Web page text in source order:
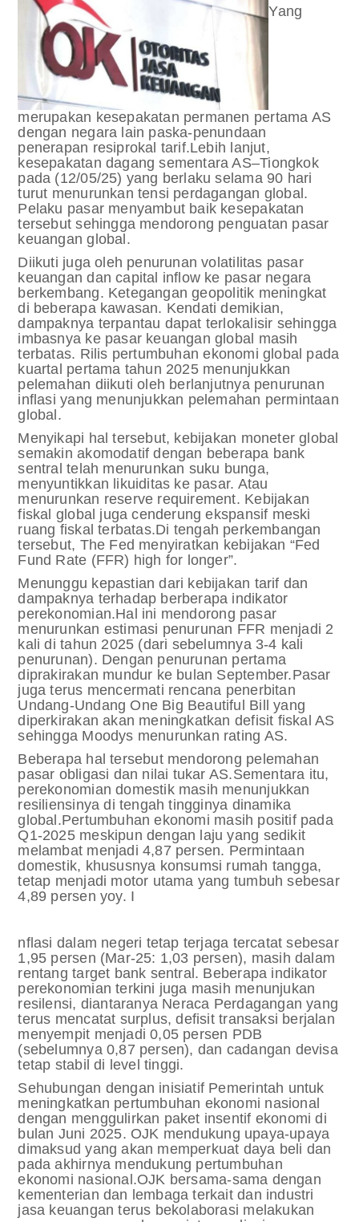
Yang
merupakan kesepakatan permanen pertama AS
dengan negara lain paska-penundaan
penerapan resiprokal tarif.Lebih lanjut,
kesepakatan dagang sementara AS–Tiongkok
pada (12/05/25) yang berlaku selama 90 hari
turut menurunkan tensi perdagangan global.
Pelaku pasar menyambut baik kesepakatan
tersebut sehingga mendorong penguatan pasar
keuangan global.
Diikuti juga oleh penurunan volatilitas pasar
keuangan dan capital inflow ke pasar negara
berkembang. Ketegangan geopolitik meningkat
di beberapa kawasan. Kendati demikian,
dampaknya terpantau dapat terlokalisir sehingga
imbasnya ke pasar keuangan global masih
terbatas. Rilis pertumbuhan ekonomi global pada
kuartal pertama tahun 2025 menunjukkan
pelemahan diikuti oleh berlanjutnya penurunan
inflasi yang menunjukkan pelemahan permintaan
global.
Menyikapi hal tersebut, kebijakan moneter global
semakin akomodatif dengan beberapa bank
sentral telah menurunkan suku bunga,
menyuntikkan likuiditas ke pasar. Atau
menurunkan reserve requirement. Kebijakan
fiskal global juga cenderung ekspansif meski
ruang fiskal terbatas.Di tengah perkembangan
tersebut, The Fed menyiratkan kebijakan “Fed
Fund Rate (FFR) high for longer”.
Menunggu kepastian dari kebijakan tarif dan
dampaknya terhadap berberapa indikator
perekonomian.Hal ini mendorong pasar
menurunkan estimasi penurunan FFR menjadi 2
kali di tahun 2025 (dari sebelumnya 3-4 kali
penurunan). Dengan penurunan pertama
diprakirakan mundur ke bulan September.Pasar
juga terus mencermati rencana penerbitan
Undang-Undang One Big Beautiful Bill yang
diperkirakan akan meningkatkan defisit fiskal AS
sehingga Moodys menurunkan rating AS.
Beberapa hal tersebut mendorong pelemahan
pasar obligasi dan nilai tukar AS.Sementara itu,
perekonomian domestik masih menunjukkan
resiliensinya di tengah tingginya dinamika
global.Pertumbuhan ekonomi masih positif pada
Q1-2025 meskipun dengan laju yang sedikit
melambat menjadi 4,87 persen. Permintaan
domestik, khususnya konsumsi rumah tangga,
tetap menjadi motor utama yang tumbuh sebesar
4,89 persen yoy. I
nflasi dalam negeri tetap terjaga tercatat sebesar
1,95 persen (Mar-25: 1,03 persen), masih dalam
rentang target bank sentral. Beberapa indikator
perekonomian terkini juga masih menunjukan
resilensi, diantaranya Neraca Perdagangan yang
terus mencatat surplus, defisit transaksi berjalan
menyempit menjadi 0,05 persen PDB
(sebelumnya 0,87 persen), dan cadangan devisa
tetap stabil di level tinggi.
Sehubungan dengan inisiatif Pemerintah untuk
meningkatkan pertumbuhan ekonomi nasional
dengan menggulirkan paket insentif ekonomi di
bulan Juni 2025. OJK mendukung upaya-upaya
dimaksud yang akan memperkuat daya beli dan
pada akhirnya mendukung pertumbuhan
ekonomi nasional.OJK bersama-sama dengan
kementerian dan lembaga terkait dan industri
jasa keuangan terus bekolaborasi melakukan